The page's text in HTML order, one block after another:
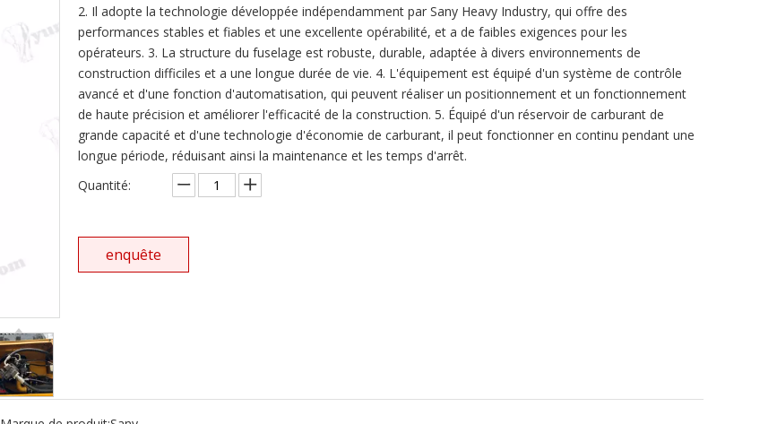
2. Il adopte la technologie développée indépendamment par Sany Heavy Industry, qui offre des
performances stables et fiables et une excellente opérabilité, et a de faibles exigences pour les
opérateurs. 3. La structure du fuselage est robuste, durable, adaptée à divers environnements de
construction difficiles et a une longue durée de vie. 4. L'équipement est équipé d'un système de contrôle
avancé et d'une fonction d'automatisation, qui peuvent réaliser un positionnement et un fonctionnement
de haute précision et améliorer l'efficacité de la construction. 5. Équipé d'un réservoir de carburant de
grande capacité et d'une technologie d'économie de carburant, il peut fonctionner en continu pendant une
longue période, réduisant ainsi la maintenance et les temps d'arrêt.
Quantité:
enquête